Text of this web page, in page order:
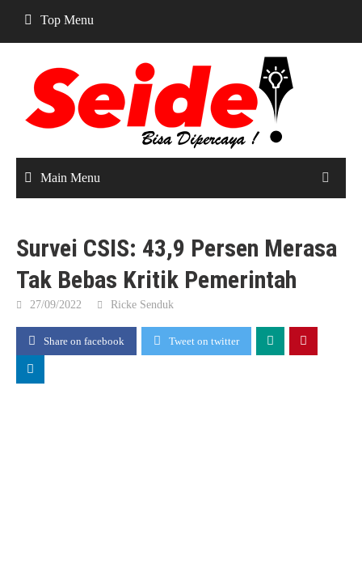
content
Top Menu
Main Menu
Survei CSIS: 43,9 Persen Merasa
Tak Bebas Kritik Pemerintah
27/09/2022 Ricke Senduk
Share on facebook Tweet on twitter